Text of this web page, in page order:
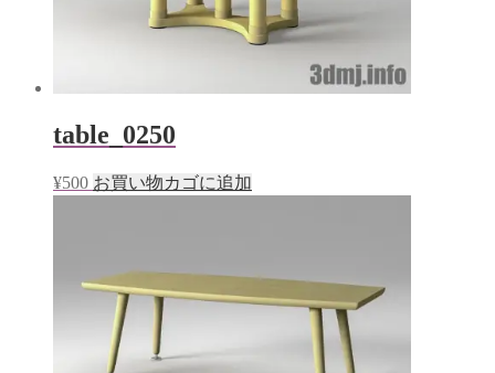
table_0250
¥500 お買い物カゴに追加